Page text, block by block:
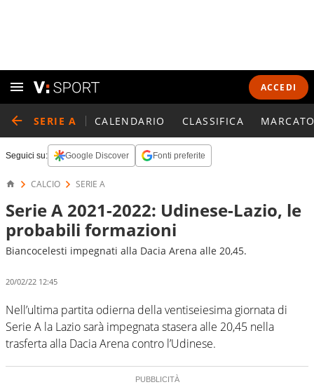
ACCEDI
SERIE A CALENDARIO CLASSIFICA
Seguici su: Google Discover Fonti preferite
CALCIO SERIE A
Serie A 2021-2022: Udinese-Lazio, le
probabili formazioni
Biancocelesti impegnati alla Dacia Arena alle 20,45.
20/02/22 12:45
Nell’ultima partita odierna della ventiseiesima giornata di
Serie A la Lazio sarà impegnata stasera alle 20,45 nella
trasferta alla Dacia Arena contro l’Udinese.